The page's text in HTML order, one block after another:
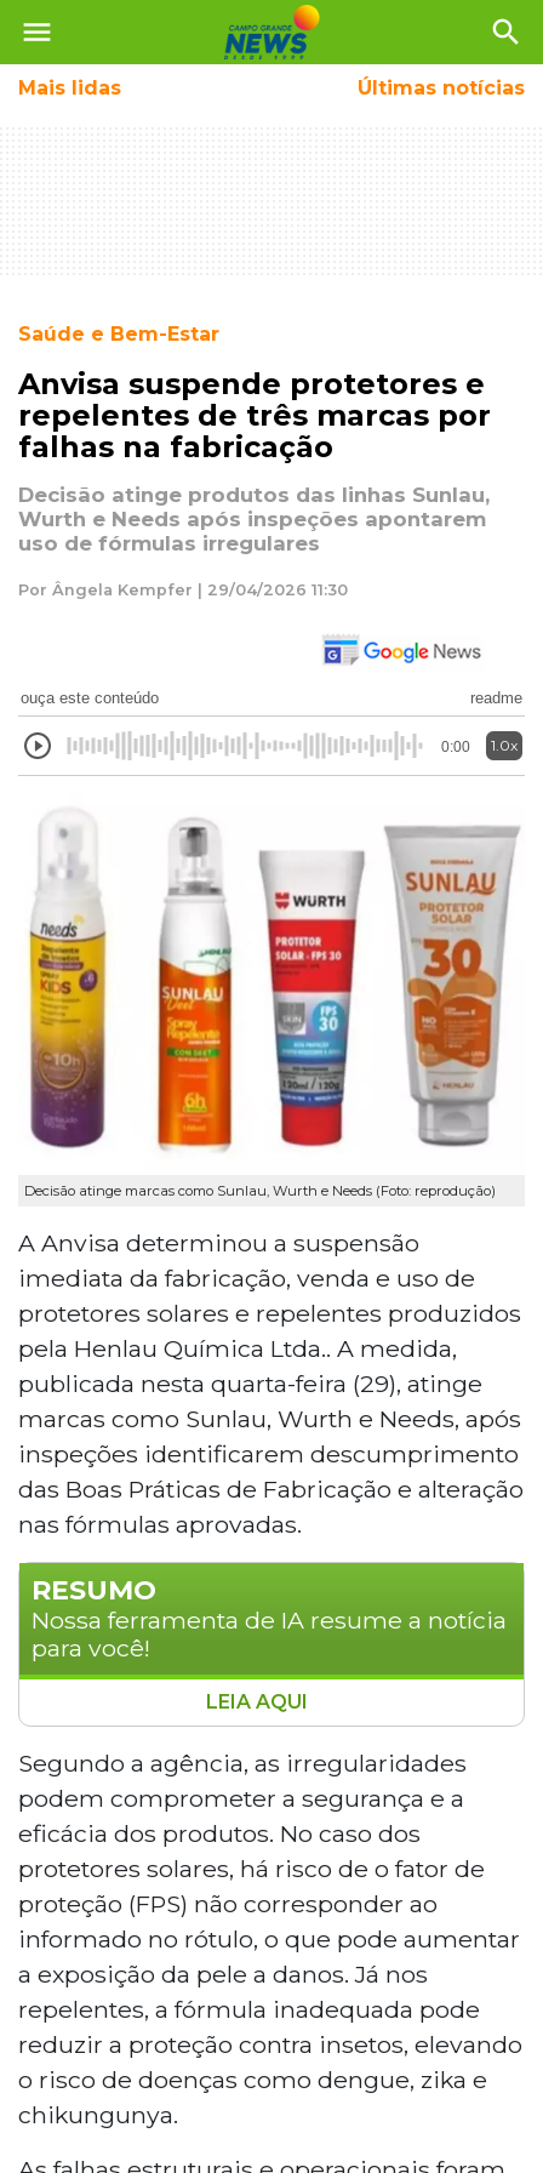
menu search
Mais lidas Últimas notícias
Saúde e Bem-Estar
Anvisa suspende protetores e
repelentes de três marcas por
falhas na fabricação
Decisão atinge produtos das linhas Sunlau,
Wurth e Needs após inspeções apontarem
uso de fórmulas irregulares
Por Ângela Kempfer | 29/04/2026 11:30
ouça este conteúdo readme
0:00 1.0x
Decisão atinge marcas como Sunlau, Wurth e Needs (Foto: reprodução)
A Anvisa determinou a suspensão
imediata da fabricação, venda e uso de
protetores solares e repelentes produzidos
pela Henlau Química Ltda.. A medida,
publicada nesta quarta-feira (29), atinge
marcas como Sunlau, Wurth e Needs, após
inspeções identificarem descumprimento
das Boas Práticas de Fabricação e alteração
nas fórmulas aprovadas.
RESUMO
Nossa ferramenta de IA resume a notícia
para você!
A Anvisa determinou a suspensão
imediata da fabricação, venda e uso de
protetores solares e repelentes da Henlau
Química Ltda., afetando marcas como
Sunlau, Wurth e Needs. Inspeções
realizadas entre 14 e 17 de abril
identificaram irregularidades nas Boas
Práticas de Fabricação e alterações nas
fórmulas aprovadas, comprometendo
segurança e eficácia. Consumidores
devem interromper o uso e buscar
devolução junto ao fabricante ou
estabelecimento de compra.
LEIA AQUI
Segundo a agência, as irregularidades
podem comprometer a segurança e a
eficácia dos produtos. No caso dos
protetores solares, há risco de o fator de
proteção (FPS) não corresponder ao
informado no rótulo, o que pode aumentar
a exposição da pele a danos. Já nos
repelentes, a fórmula inadequada pode
reduzir a proteção contra insetos, elevando
o risco de doenças como dengue, zika e
chikungunya.